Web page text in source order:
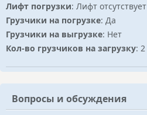
Лифт погрузки: Лифт отсутствует
Грузчики на погрузке: Да
Грузчики на выгрузке: Нет
Кол-во грузчиков на загрузку: 2
Вопросы и обсуждения